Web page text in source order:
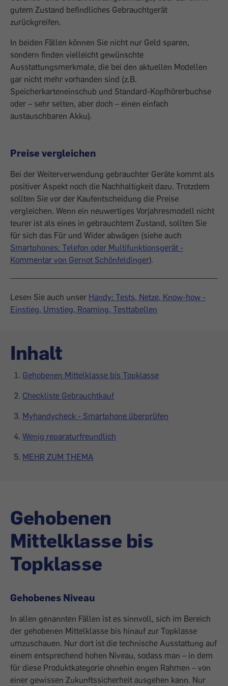
gutem Zustand befindliches Gebraucht­gerät
zurückgreifen.
In beiden Fällen können Sie nicht nur Geld sparen,
sondern finden vielleicht gewünschte
Ausstattungsmerkmale, die bei den aktuellen Modellen
gar nicht mehr vorhanden sind (z.B.
Speicherkarteneinschub und Standard-Kopfhörerbuchse
oder – sehr selten, aber doch – ­einen einfach
austauschbaren Akku).
Preise vergleichen
Bei der Weiterverwendung gebrauchter Geräte kommt als
positiver Aspekt noch die Nachhaltigkeit dazu. Trotzdem
sollten Sie vor der Kaufentscheidung die Preise
vergleichen. Wenn ein neuwertiges Vorjahresmodell nicht
teurer ist als eines in gebrauchtem Zustand, sollten Sie
für sich das Für und Wider abwägen (siehe auch
Smartphones: Telefon oder Multifunktionsgerät -
Kommentar von Gernot Schönfeldinger).
Lesen Sie auch unser Handy: Tests, Netze, Know-how -
Einstieg, Umstieg, Roaming, Testtabellen
Inhalt
Gehobenen Mittelklasse bis Topklasse
Checkliste Gebrauchtkauf
Myhandycheck - Smartphone überprüfen
Wenig reparaturfreundlich
MEHR ZUM THEMA
Gehobenen
Mittelklasse bis
Topklasse
Gehobenes Niveau
In allen genannten Fällen ist es sinnvoll, sich im Bereich
der gehobenen Mittelklasse bis hinauf zur Topklasse
umzuschauen. Nur dort ist die technische Ausstattung auf
einem entsprechend hohen Niveau, sodass man – in dem
für diese Produktkategorie ohnehin engen Rahmen – von
einer gewissen Zukunftssicherheit ausgehen kann. Nur